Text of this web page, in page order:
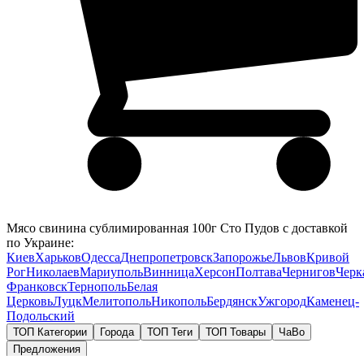
Мясо свинина сублимированная 100г Сто Пудов с доставкой
по Украине:
КиевХарьковОдессаДнепропетровскЗапорожьеЛьвовКривой
РогНиколаевМариупольВинницаХерсонПолтаваЧернигов
ФранковскТернопольБелая
ЦерковьЛуцкМелитопольНикопольБердянскУжгородКаменец-
Подольский
ТОП Категории Города ТОП Теги ТОП Товары
ЧаВо
Предложения